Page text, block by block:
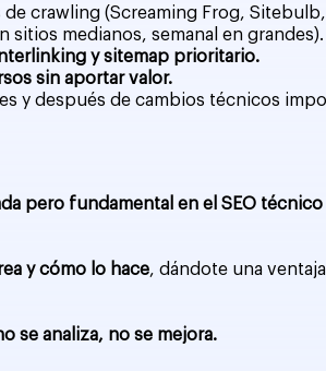
crawling (Screaming Frog,
sitios medianos, semanal en grandes).
y sitemap prioritario.
sin aportar valor.
y después de cambios técnicos
pero fundamental en el SEO técnico
y cómo lo hace, dándote una
se analiza, no se mejora.